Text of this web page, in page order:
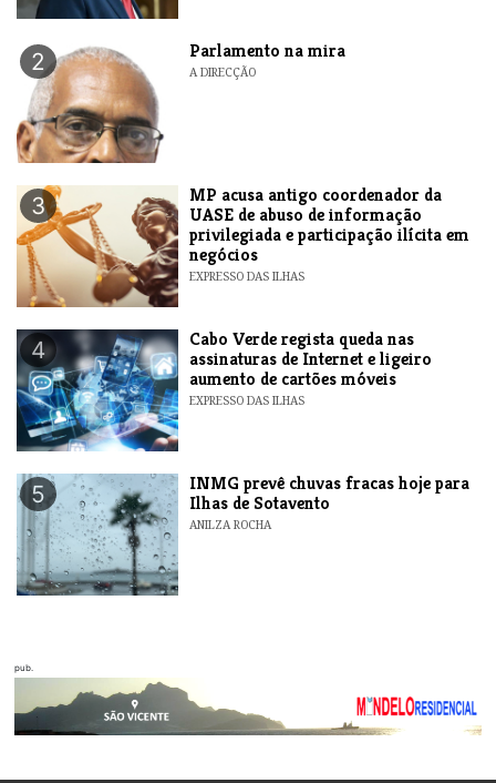
2 Parlamento na mira
A DIRECÇÃO
3
MP acusa antigo coordenador da
UASE de abuso de informação
privilegiada e participação ilícita em
negócios
EXPRESSO DAS ILHAS
4
Cabo Verde regista queda nas
assinaturas de Internet e ligeiro
aumento de cartões móveis
EXPRESSO DAS ILHAS
5
INMG prevê chuvas fracas hoje para
Ilhas de Sotavento
ANILZA ROCHA
pub.